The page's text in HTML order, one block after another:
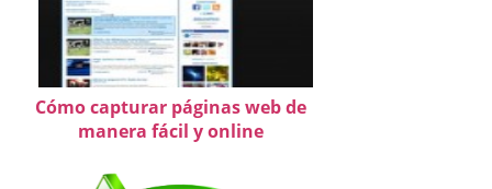
Cómo capturar páginas web de
manera fácil y online